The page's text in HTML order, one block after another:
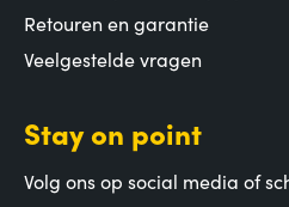
Retouren en garantie
Veelgestelde vragen
Stay on point
Volg ons op social media of